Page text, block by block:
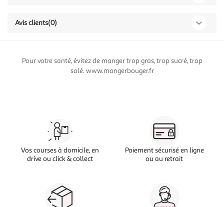
Avis clients(0)
Pour votre santé, évitez de manger trop gras, trop sucré, trop
salé. www.mangerbouger.fr
Vos courses à domicile, en
drive ou click & collect
Paiement sécurisé en ligne
ou au retrait